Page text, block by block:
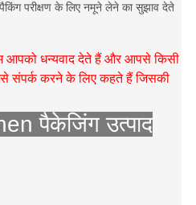
परीक्षण के लिए नमूने लेने का सुझाव देते
आपको धन्यवाद देते हैं और आपसे किसी
संपर्क करने के लिए कहते हैं जिसकी
पैकेजिंग उत्पाद